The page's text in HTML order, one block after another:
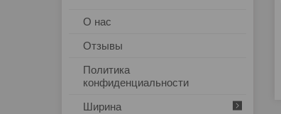
О нас
Отзывы
Политика
конфиденциальности
Ширина